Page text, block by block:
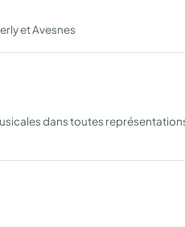
et Avesnes
dans toutes